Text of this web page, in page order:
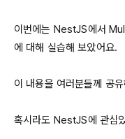
이번에는 NestJS에서
에 대해 실습해 보았어요.
이 내용을 여러분들께 공
혹시라도 NestJS에 관심